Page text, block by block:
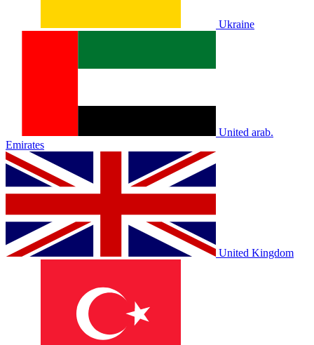
Ukraine
United arab.
Emirates
United Kingdom